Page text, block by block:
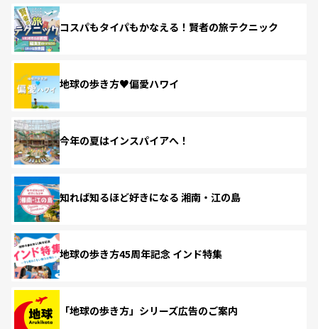
コスパもタイパもかなえる！賢者の旅テクニック
地球の歩き方♥偏愛ハワイ
今年の夏はインスパイアへ！
知れば知るほど好きになる 湘南・江の島
地球の歩き方45周年記念 インド特集
「地球の歩き方」シリーズ広告のご案内